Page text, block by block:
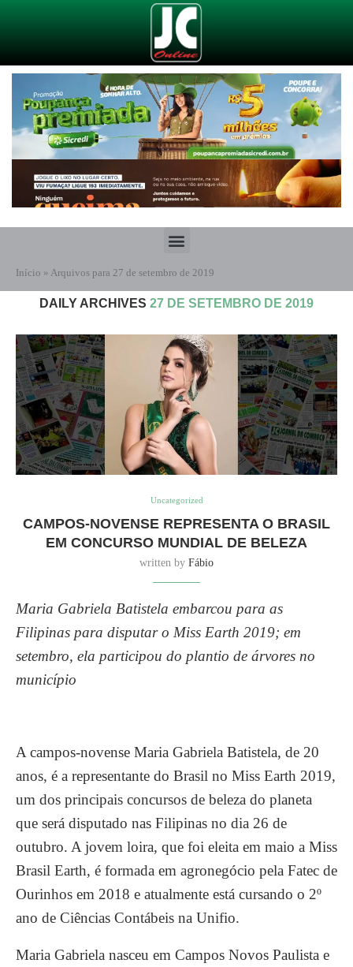
Início » Arquivos para 27 de setembro de 2019
DAILY ARCHIVES 27 DE SETEMBRO DE 2019
Uncategorized
CAMPOS-NOVENSE REPRESENTA O BRASIL
EM CONCURSO MUNDIAL DE BELEZA
written by Fábio
Maria Gabriela Batistela embarcou para as
Filipinas para disputar o Miss Earth 2019; em
setembro, ela participou do plantio de árvores no
município
A campos-novense Maria Gabriela Batistela, de 20
anos, é a representante do Brasil no Miss Earth 2019,
um dos principais concursos de beleza do planeta
que será disputado nas Filipinas no dia 26 de
outubro. A jovem loira, que foi eleita em maio a Miss
Brasil Earth, é formada em agronegócio pela Fatec de
Ourinhos em 2018 e atualmente está cursando o 2º
ano de Ciências Contábeis na Unifio.
Maria Gabriela nasceu em Campos Novos Paulista e